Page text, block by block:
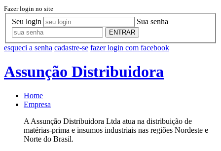
Fazer login no site
Seu login Sua senha
ENTRAR
esqueci a senha cadastre-se fazer login com facebook
Assunção Distribuidora
Home
Empresa
A Assunção Distribuidora Ltda atua na distribuição de
matérias-prima e insumos industriais nas regiões Nordeste e
Norte do Brasil.